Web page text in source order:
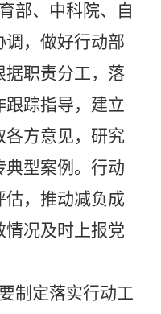
部、中科院、自
调，做好行动部
据职责分工，落
踪指导，建立
各方意见，研究
型案例。行动
估，推动减负成
情况及时上报党
制定落实行动工